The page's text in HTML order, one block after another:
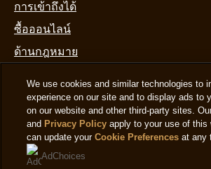
การเข้าถึงได้
ซื้อออนไลน์
ด้านกฎหมาย
ช่วย
คำถามที่พบบ่อย
ติดต่อเรา
We use cookies and similar technologies to
experience on our site and to display ads to
on our website and other third-party sites.
and Privacy Policy apply to your use of this
can update yourCookie Preferences at any
AdChoices